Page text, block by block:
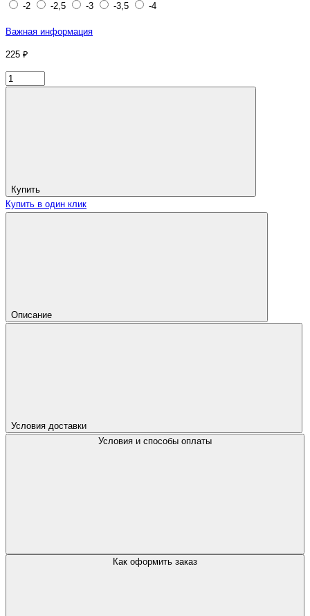
-2
-2,5 -3 -3,5 -4
Важная информация
225 ₽
Купить
Купить в один клик
Описание
Условия доставки
Условия и способы оплаты
Как оформить заказ